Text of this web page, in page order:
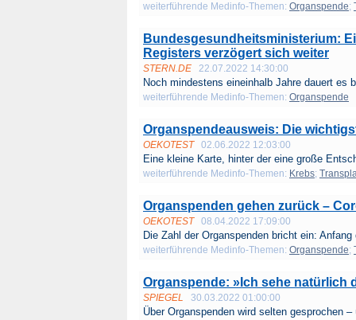
weiterführende Medinfo-Themen: Organspende;
Bundesgesundheitsministerium:
Registers verzögert sich weiter
STERN.DE 22.07.2022 14:30:00
Noch mindestens eineinhalb Jahre dauert es
weiterführende Medinfo-Themen: Organspende
Organspendeausweis: Die
OEKOTEST 02.06.2022 12:03:00
Eine kleine Karte, hinter der eine große
weiterführende Medinfo-Themen: Krebs;
Organspenden gehen zurück –
OEKOTEST 08.04.2022 17:09:00
Die Zahl der Organspenden bricht ein: Anfang
weiterführende Medinfo-Themen: Organspende;
Organspende: »Ich sehe natürlich
SPIEGEL 30.03.2022 01:00:00
Über Organspenden wird selten gesprochen –